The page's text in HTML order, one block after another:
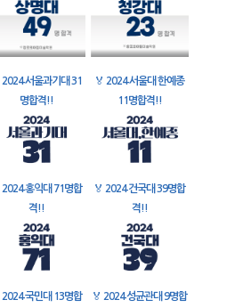
2024 서울과기대 31
명합격!!
🏅 2024 서울대 한예종
11명합격!!
2024 홍익대 71명합
격!!
🏅 2024 건국대 39명합
격!!
2024 국민대 13명합
🏅 2024 성균관대 9명합